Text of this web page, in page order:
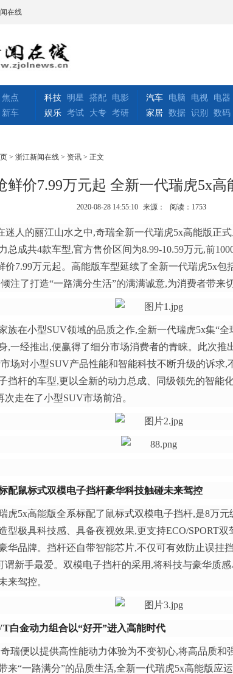
在线
焦点
新车
科技 明星 搭配
电影
娱乐 考试 大专 考研
汽车 电脑 电视
电器
家居 数据 识别 数码
> 浙江新闻在线 > 资讯 > 正文
鲜价7.99万元起 全新一代瑞虎5x高
2020-08-28 14:55:10 来源： 阅读：1753
迷人的丽江山水之中,奇瑞全新一代瑞虎5x高能版正
总成共4款车型,官方售价区间为8.99-10.59万元,前
价7.99万元起。高能版车型延续了全新一代瑞虎5x包
注了打造“一路满分生活”的满满诚意,为消费者带来
族在小型SUV领域的品质之作,全新一代瑞虎5x集“全
,一经推出,便赢得了细分市场消费者的青睐。此次推
场对小型SUV产品性能和智能科技不断升级的诉求,
挡杆的车型,更以全新的动力总成、同级领先的智能
次走在了小型SUV市场前沿。
配鼠标式双模电子挡杆豪华科技触碰未来驾控
虎5x高能版全系标配了鼠标式双模电子挡杆,是8万
型极具科技感、具备夜视效果,更支持ECO/SPORT
华品牌。挡杆还自带智能芯片,不仅可有效防止误挂
谓新手最爱。双模电子挡杆的采用,将科技与豪华质
来驾控。
白金动力组合以“好开”进入高能时代
瑞便以提供高性能动力体验为不变初心,将高品质和
来“一路满分”的品质生活,全新一代瑞虎5x高能版应运